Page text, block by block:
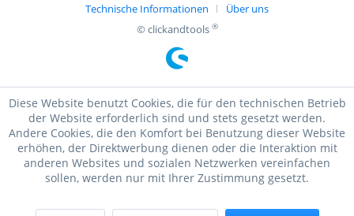
Technische Informationen
Über uns
© clickandtools ®
Diese Website benutzt Cookies, die für den technischen Betrieb
der Website erforderlich sind und stets gesetzt werden.
Andere Cookies, die den Komfort bei Benutzung dieser Website
erhöhen, der Direktwerbung dienen oder die Interaktion mit
anderen Websites und sozialen Netzwerken vereinfachen
sollen, werden nur mit Ihrer Zustimmung gesetzt.